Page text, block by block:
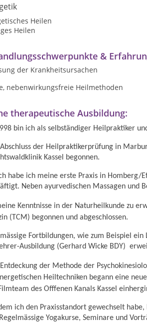
Heilen
Heilen
&
der Krankheitsursachen
nebenwirkungsfreie Heilmethoden
therapeutische Ausbildung:
bin ich als selbständiger Heilpraktiker
Abschluss der Heilpraktikerprüfung in
Kassel begonnen.
habe ich meine erste Praxis in Homberg/
Neben ayurvedischen Massagen und
Kenntnisse in der Naturheilkunde zu
(TCM) begonnen und abgeschlossen.
Fortbildungen, wie zum Beispiel
Ausbildung (Gerhard Wicke BDY)
der Methode der
Heiltechniken begann eine
des Offfenen Kanals Kassel
ich den Praxisstandort gewechselt
Yogakurse, Seminare und